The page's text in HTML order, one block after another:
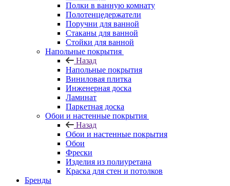
Полки в ванную комнату
Полотенцедержатели
Поручни для ванной
Стаканы для ванной
Стойки для ванной
Напольные покрытия
Назад
Напольные покрытия
Виниловая плитка
Инженерная доска
Ламинат
Паркетная доска
Обои и настенные покрытия
Назад
Обои и настенные покрытия
Обои
Фрески
Изделия из полиуретана
Краска для стен и потолков
Бренды